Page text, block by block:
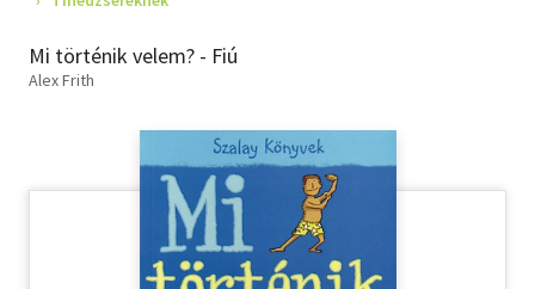
Gyermek- és ifjúsági
Hobbi, szabadidő
Mi történik velem? - Fiú
Alex Frith